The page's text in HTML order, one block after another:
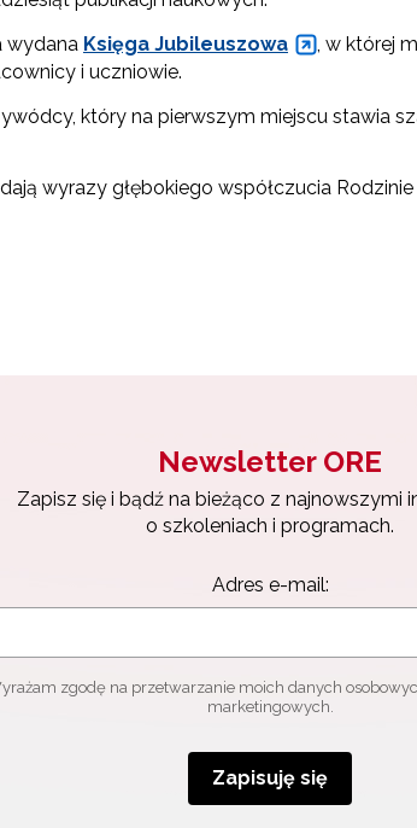
wydana Księga Jubileuszowa
, w której
i uczniowie.
który na pierwszym miejscu stawia
wyrazy głębokiego współczucia Rodzinie
Newsletter ORE
Zapisz się i bądź na bieżąco z najnowszymi
o szkoleniach i programach.
Adres e-mail:
zgodę na przetwarzanie moich danych
marketingowych.
Zapisuję się